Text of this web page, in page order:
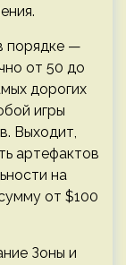
порядке —
от 50 до
дорогих
игры
Выходит,
артефактов
на
от $100
Зоны и